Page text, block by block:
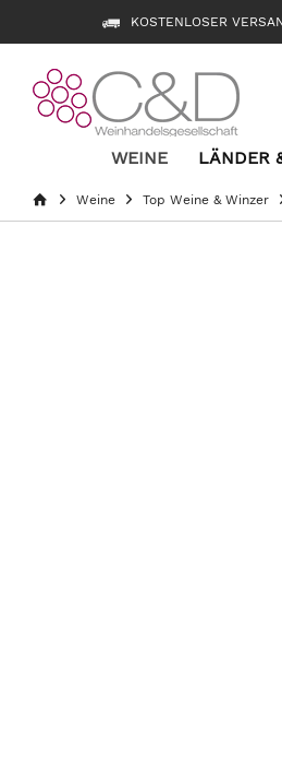
KOSTENLOSER
WEINE LÄNDER
Weine Top Weine & Winzer